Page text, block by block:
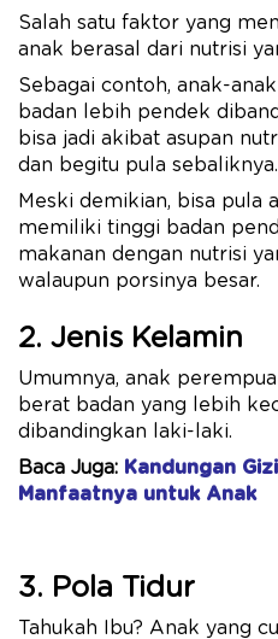
Salah satu faktor yang
anak berasal dari nutrisi
Sebagai contoh, anak-
badan lebih pendek
bisa jadi akibat asupan
dan begitu pula sebaliknya.
Meski demikian, bisa pula
memiliki tinggi badan
makanan dengan nutrisi
walaupun porsinya besar.
2. Jenis Kelamin
Umumnya, anak
berat badan yang lebih
dibandingkan laki-laki.
Baca Juga: Kandungan
Manfaatnya untuk Anak
3. Pola Tidur
Tahukah Ibu? Anak yang